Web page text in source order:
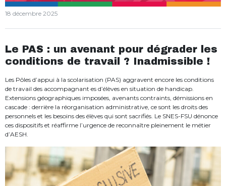
18 décembre 2025
Le PAS : un avenant pour dégrader les
conditions de travail ? Inadmissible !
Les Pôles d’appui à la scolarisation (PAS) aggravent encore les conditions
de travail des accompagnant·es d’élèves en situation de handicap.
Extensions géographiques imposées, avenants contraints, démissions en
cascade : derrière la réorganisation administrative, ce sont les droits des
personnels et les besoins des élèves qui sont sacrifiés. Le SNES-FSU dénonce
ces dispositifs et réaffirme l’urgence de reconnaître pleinement le métier
d’AESH.